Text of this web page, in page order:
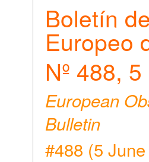
Boletín
Europeo
Nº 488,
European
Bulletin
#488 (5